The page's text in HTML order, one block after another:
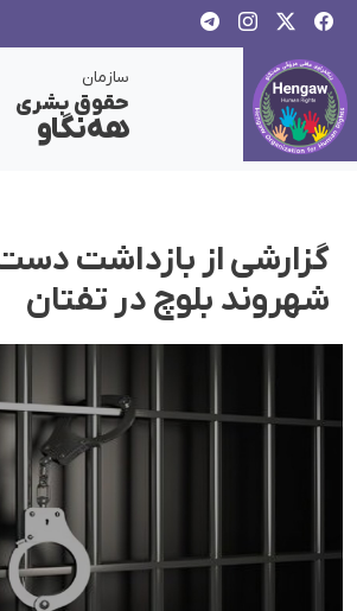
سازمان
حقوق بشری
هەنگاو
گزارشی از بازداشت
شهروند بلوچ در تفتان